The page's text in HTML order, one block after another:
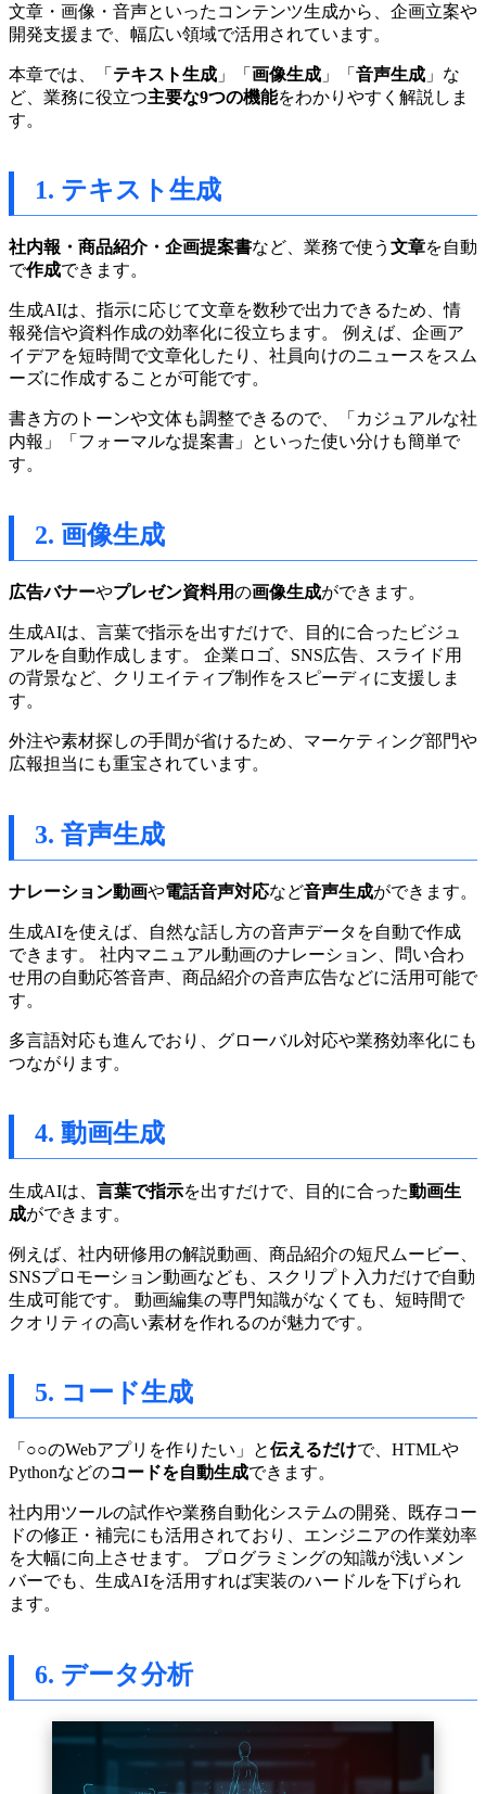
文章・画像・音声といったコンテンツ生成から、企画立案や
開発支援まで、幅広い領域で活用されています。
本章では、「 テキスト生成 」「 画像生成 」「 音声生成 」な
ど、業務に役立つ主要な9つの機能をわかりやすく解説しま
す。
1. テキスト生成
社内報・商品紹介・企画提案書など、業務で使う 文章を自動
で作成できます。
生成AIは、指示に応じて文章を数秒で出力できるため、情
報発信や資料作成の効率化に役立ちます。 例えば、企画ア
イデアを短時間で文章化したり、社員向けのニュースをスム
ーズに作成することが可能です。
書き方のトーンや文体も調整できるので、「カジュアルな社
内報」「フォーマルな提案書」といった使い分けも簡単で
す。
2. 画像生成
広告バナーやプレゼン資料用の画像生成ができます。
生成AIは、言葉で指示を出すだけで、目的に合ったビジュ
アルを自動作成します。 企業ロゴ、SNS広告、スライド用
の背景など、クリエイティブ制作をスピーディに支援しま
す。
外注や素材探しの手間が省けるため、マーケティング部門や
広報担当にも重宝されています。
3. 音声生成
ナレーション動画や電話音声対応など音声生成ができます。
生成AIを使えば、自然な話し方の音声データを自動で作成
できます。 社内マニュアル動画のナレーション、問い合わ
せ用の自動応答音声、商品紹介の音声広告などに活用可能で
す。
多言語対応も進んでおり、グローバル対応や業務効率化にも
つながります。
4. 動画生成
生成AIは、 言葉で指示を出すだけで、目的に合った動画生
成ができます。
例えば、社内研修用の解説動画、商品紹介の短尺ムービー、
SNSプロモーション動画なども、スクリプト入力だけで自動
生成可能です。 動画編集の専門知識がなくても、短時間で
クオリティの高い素材を作れるのが魅力です。
5. コード生成
「○○のWebアプリを作りたい」と伝えるだけで、HTMLや
Pythonなどのコードを自動生成できます。
社内用ツールの試作や業務自動化システムの開発、既存コー
ドの修正・補完にも活用されており、エンジニアの作業効率
を大幅に向上させます。 プログラミングの知識が浅いメン
バーでも、生成AIを活用すれば実装のハードルを下げられ
ます。
6. データ分析